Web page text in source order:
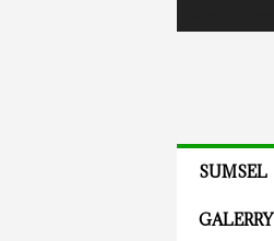
SUMSEL
GALERRY